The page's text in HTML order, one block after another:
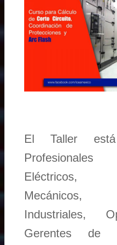
El Taller
Eléctricos,
Mecánicos,
Industriales,
Gerentes de